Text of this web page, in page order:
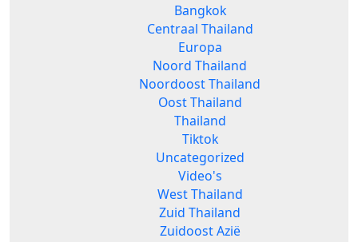
Bangkok
Centraal Thailand
Europa
Noord Thailand
Noordoost Thailand
Oost Thailand
Thailand
Tiktok
Uncategorized
Video's
West Thailand
Zuid Thailand
Zuidoost Azië